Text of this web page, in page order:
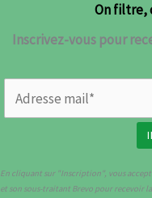
On filtre,
Inscrivez-vous pour
En cliquant sur "Inscription", vous
et son sous-traitant Brevo pour recevoir